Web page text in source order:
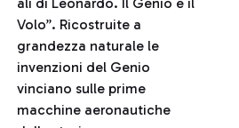
Volo”. Ricostruite a
grandezza naturale le
invenzioni del Genio
vinciano sulle prime
macchine aeronautiche